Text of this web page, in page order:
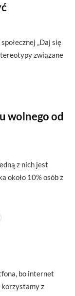
„Daj się
związane
wolnego od
z nich jest
około 10% osób z
bo internet
korzystamy z